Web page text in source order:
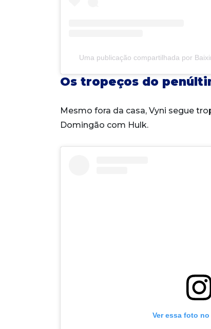
Uma publicação compartilhada por
Os tropeços do
Mesmo fora da casa, Vyni segue
Domingão com Hulk.
Ver essa foto